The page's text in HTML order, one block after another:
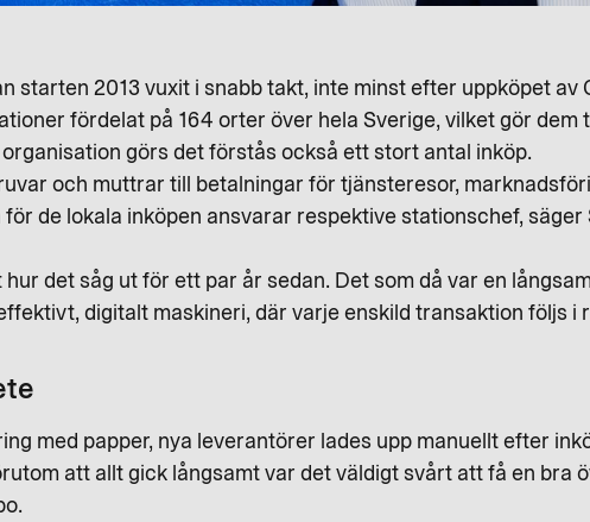
starten 2013 vuxit i snabb takt, inte minst efter uppköpet av
fördelat på 164 orter över hela Sverige, vilket gör dem
görs det förstås också ett stort antal inköp.
och muttrar till betalningar för tjänsteresor,
de lokala inköpen ansvarar respektive stationschef, säger
det såg ut för ett par år sedan. Det som då var en
digitalt maskineri, där varje enskild transaktion följs i
med papper, nya leverantörer lades upp manuellt efter
att allt gick långsamt var det väldigt svårt att få en bra